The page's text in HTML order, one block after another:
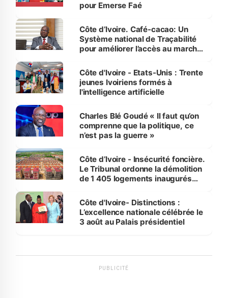
pour Emerse Faé
Côte d’Ivoire. Café-cacao: Un
Système national de Traçabilité
pour améliorer l’accès au marché
Côte d'Ivoire - Etats-Unis : Trente
jeunes Ivoiriens formés à
l'intelligence artificielle
Charles Blé Goudé « Il faut qu’on
comprenne que la politique, ce
n’est pas la guerre »
Côte d’Ivoire - Insécurité foncière.
Le Tribunal ordonne la démolition
de 1 405 logements inaugurés
Bassam
Côte d'Ivoire- Distinctions :
L’excellence nationale célébrée le
3 août au Palais présidentiel
PUBLICITÉ